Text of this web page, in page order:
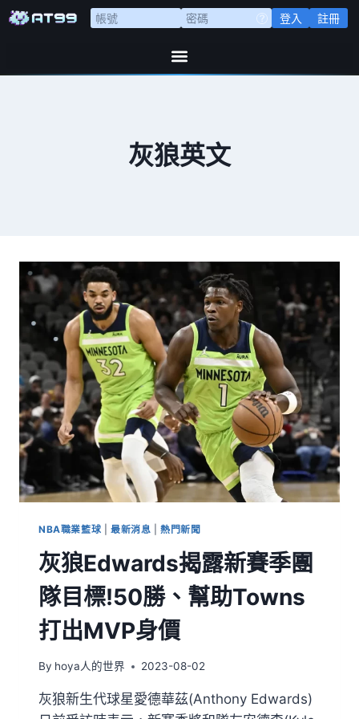
登入 註冊
灰狼英文
NBA職業籃球 最新消息 |熱門新聞
灰狼Edwards揭露新賽季團
隊目標!50勝、幫助Towns
打出MVP身價
By hoya人的世界 2023-08-02
灰狼新生代球星愛德華茲(Anthony Edwards)